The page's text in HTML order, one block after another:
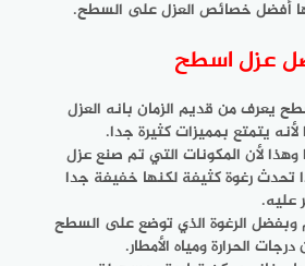
أفضل خصائص العزل على السطح.
عزل اسطح
يعرف من قديم الزمان بانه العزل
يتمتع بمميزات كثيرة جدا.
لأن المكونات التي تم صنع عزل
تحدث رغوة كثيفة لكنها خفيفة جدا
عليه.
وبفضل الرغوة الذي توضع على السطح
الحرارة ومياه الأمطار.